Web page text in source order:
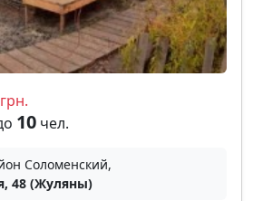
грн.
10 чел.
Соломенский,
48 (Жуляны)